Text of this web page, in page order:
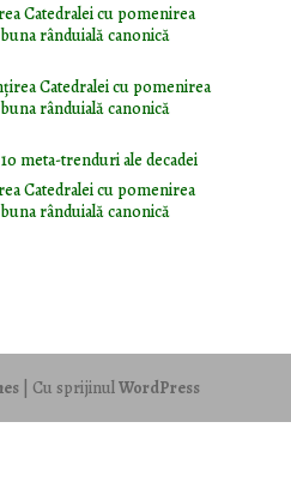
Catedralei cu pomenirea
rânduială canonică
Catedralei cu pomenirea
rânduială canonică
meta-trenduri ale decadei
Catedralei cu pomenirea
rânduială canonică
| Cu sprijinulWordPress